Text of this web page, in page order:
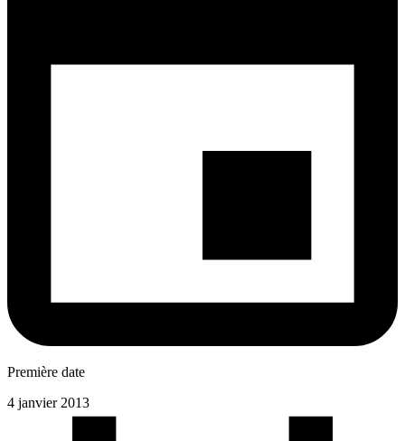
Première date
4 janvier 2013